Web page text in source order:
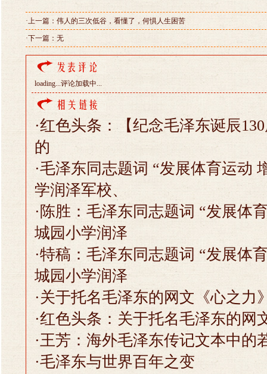
·上一篇： 伟人的三次低谷，看懂了，何惧人生困苦
·下一篇：无
loading...评论加载中...
·红色头条：【纪念毛泽东诞辰
的
·毛泽东同志题词 “发展体育运动
学润泽军校、
· 陈胜：毛泽东同志题词 “发展体
城园小学润泽
·特稿：毛泽东同志题词 “发展体
城园小学润泽
·关于托名毛泽东的网文《心之力
·红色头条：关于托名毛泽东的网
·王芳：海外毛泽东传记文本中的
·毛泽东与世界百年之变